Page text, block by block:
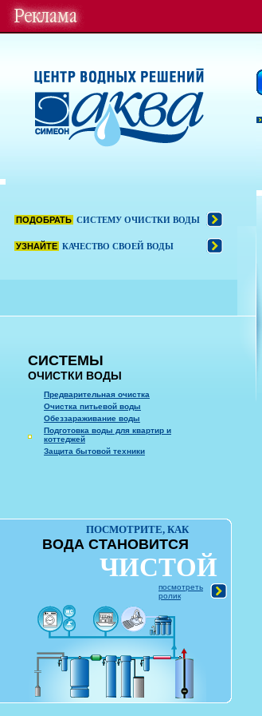
ПОДОБРАТЬ СИСТЕМУ ОЧИСТКИ ВОДЫ
УЗНАЙТЕ КАЧЕСТВО СВОЕЙ ВОДЫ
СИСТЕМЫ
ОЧИСТКИ ВОДЫ
Предварительная очистка
Очистка питьевой воды
Обеззараживание воды
Подготовка воды для квартир и
коттеджей
Защита бытовой техники
ПОСМОТРИТЕ, КАК
ВОДА СТАНОВИТСЯ
ЧИСТОЙ
посмотреть
ролик